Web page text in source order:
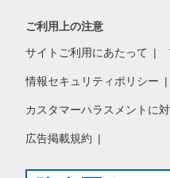
ご利用上の注意
サイトご利用にあたって
情報セキュリティポリシー
カスタマーハラスメントに
広告掲載規約